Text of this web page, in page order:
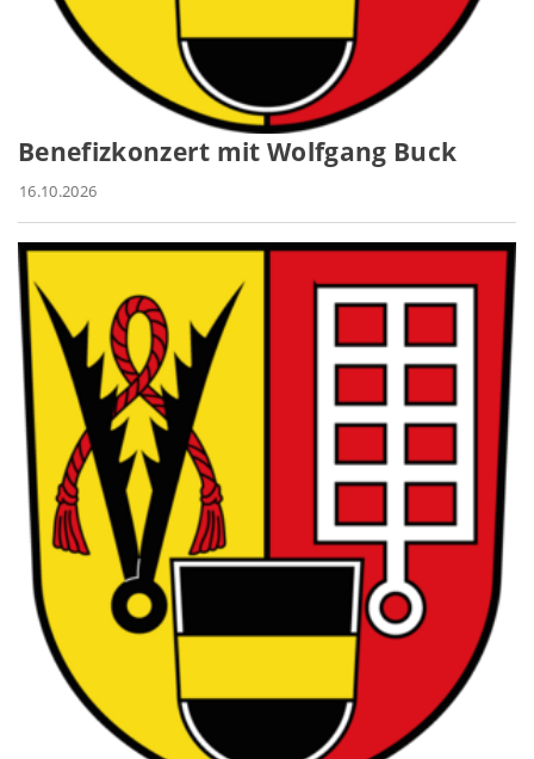
Benefizkonzert mit Wolfgang Buck
16.10.2026